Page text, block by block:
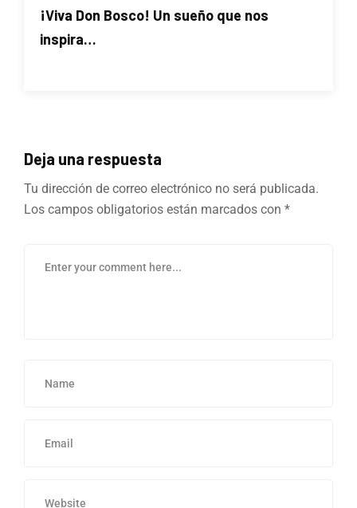
¡Viva Don Bosco! Un sueño que nos
inspira…
Deja una respuesta
Tu dirección de correo electrónico no será publicada.
Los campos obligatorios están marcados con *